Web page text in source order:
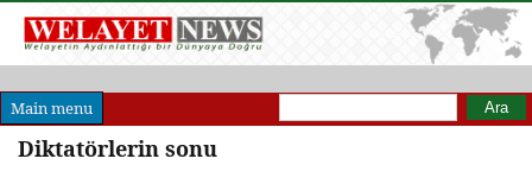
Main menu Arama formu
Ara
Diktatörlerin sonu